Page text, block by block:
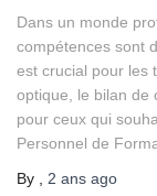
Dans un monde
compétences sont
est crucial pour les
optique, le bilan de
pour ceux qui
Personnel de
By , 2 ans ago